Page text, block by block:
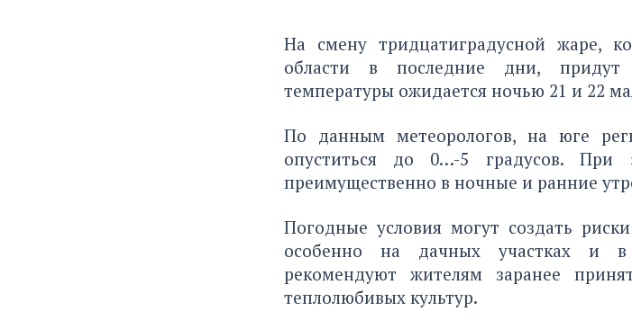
На смену тридцатиградусной жаре,
области в последние дни, придут
температуры ожидается ночью 21 и 22
По данным метеорологов, на юге
опуститься до 0…-5 градусов. При
преимущественно в ночные и ранние
Погодные условия могут создать
особенно на дачных участках и в
рекомендуют жителям заранее
теплолюбивых культур.